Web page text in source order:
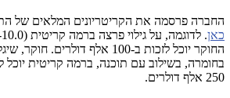
החברה פרסמה את הקריטריונים המלאים של
כאן
החוקר יוכל לזכות ב-100 אלף
בחומרה, בשילוב עם תוכנה, ברמה קריטית יוכל
250 אלף דולרים.